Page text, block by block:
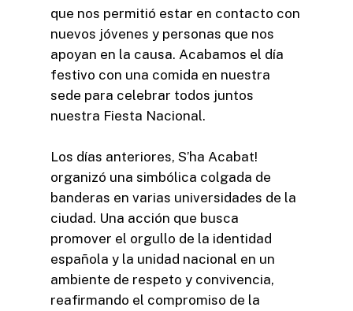
que nos permitió estar en contacto con
nuevos jóvenes y personas que nos
apoyan en la causa. Acabamos el día
festivo con una comida en nuestra
sede para celebrar todos juntos
nuestra Fiesta Nacional.
Los días anteriores, S’ha Acabat!
organizó una simbólica colgada de
banderas en varias universidades de la
ciudad. Una acción que busca
promover el orgullo de la identidad
española y la unidad nacional en un
ambiente de respeto y convivencia,
reafirmando el compromiso de la